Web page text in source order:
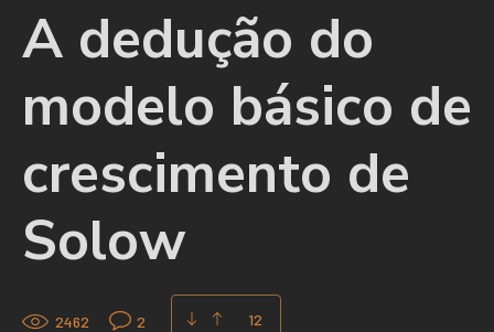
A dedução do
modelo básico de
crescimento de
Solow
2462 2 12